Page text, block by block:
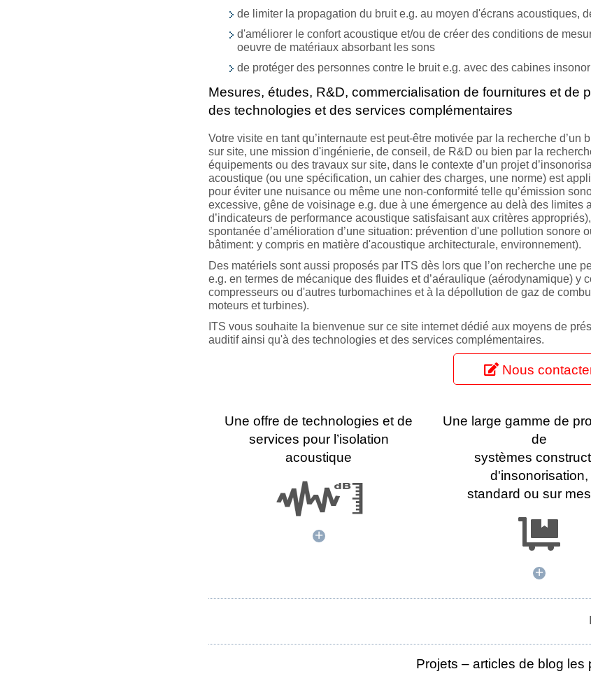
de limiter la propagation du bruit e.g. au moyen d'écrans acoustiques,
d'améliorer le confort acoustique et/ou de créer des conditions de
oeuvre de matériaux absorbant les sons
de protéger des personnes contre le bruit e.g. avec des cabines
Mesures, études, R&D, commercialisation de fournitures et de
des technologies et des services complémentaires
Votre visite en tant qu’internaute est peut-être motivée par la recherche
sur site, une mission d'ingénierie, de conseil, de R&D ou bien par la
équipements ou des travaux sur site, dans le contexte d’un projet
acoustique (ou une spécification, un cahier des charges, une norme) est
pour éviter une nuisance ou même une non-conformité telle qu’émission
excessive, gêne de voisinage e.g. due à une émergence au delà des limites
d’indicateurs de performance acoustique satisfaisant aux critères
spontanée d’amélioration d’une situation: prévention d'une pollution sonore
bâtiment: y compris en matière d'acoustique architecturale, environnement).
Des matériels sont aussi proposés par ITS dès lors que l’on recherche une
e.g. en termes de mécanique des fluides et d’aéraulique (aérodynamique) y
compresseurs ou d'autres turbomachines et à la dépollution de gaz de
moteurs et turbines).
ITS vous souhaite la bienvenue sur ce site internet dédié aux moyens de
auditif ainsi qu'à des technologies et des services complémentaires.
Nous
Une offre de technologies et de
services pour l’isolation
acoustique
+
Une large gamme de
de
systèmes
d'insonorisation,
standard ou sur
+
ITS a
Projets – articles de blog les